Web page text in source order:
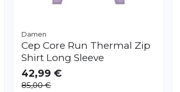
Damen
Cep Core Run Thermal Zip
Shirt Long Sleeve
VERFÜGBAR
SML
42,99 €
85,00 €